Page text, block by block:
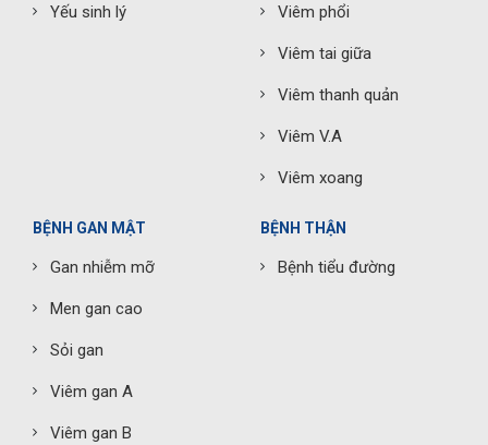
Yếu sinh lý Viêm phổi
Viêm tai giữa
Viêm thanh quản
Viêm V.A
Viêm xoang
BỆNH GAN MẬT
Gan nhiễm mỡ
Men gan cao
Sỏi gan
Viêm gan A
Viêm gan B
BỆNH THẬN
Bệnh tiểu đường